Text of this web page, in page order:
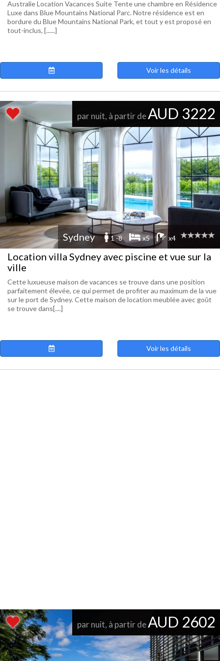
Australie Location Vacances Suite Tente une chambre en Résidence
Luxe dans Blue Mountains National Parc. Notre résidence est en
bordure du Blue Mountains National Park, et tout y est proposé en
tout-inclus, [......]
Voir les détails
par nuit, à partir deAUD 3222
Sydney 1 -8 x5 x4
Location villa Sydney avec piscine et vue sur la
ville
Cette luxueuse maison de vacances se trouve dans une position
parfaitement élevée, ce qui permet de profiter au maximum de la vue
sur le port de Sydney. Cette maison de location meublée avec goût
se trouve dans[....]
Voir les détails
par nuit, à partir deAUD 2602